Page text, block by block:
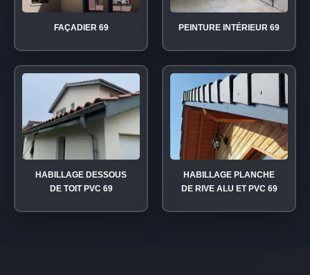
FAÇADIER 69 PEINTURE INTÉRIEUR 69
HABILLAGE DESSOUS
DE TOIT PVC 69
HABILLAGE PLANCHE
DE RIVE ALU ET PVC 69